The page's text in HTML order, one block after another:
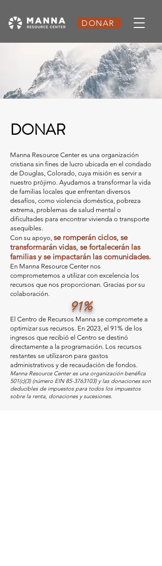
DONAR
DONAR
Manna Resource Center es una organización
cristiana sin fines de lucro ubicada en el condado
de Douglas, Colorado, cuya misión es servir a
nuestro prójimo. Ayudamos a transformar la vida
de familias locales que enfrentan diversos
desafíos, como violencia doméstica, pobreza
extrema, problemas de salud mental o
dificultades para encontrar vivienda o transporte
asequibles.
Con su apoyo, se romperán ciclos, se
transformarán vidas, se fortalecerán las
familias y se impactarán las comunidades.
En Manna Resource Center nos
comprometemos a utilizar con excelencia los
recursos que nos proporcionan. Gracias por su
colaboración.
91%
El Centro de Recursos Manna se compromete a
optimizar sus recursos. En 2023, el 91% de los
ingresos que recibió el Centro se destinó
directamente a la programación. Los recursos
restantes se utilizaron para gastos
administrativos y de recaudación de fondos.
Manna Resource Center es una organización benéfica
501(c)(3) (número EIN 85-3763103)y las donaciones son
deducibles de impuestos para todos los impuestos
sobre la renta, donaciones y sucesiones.